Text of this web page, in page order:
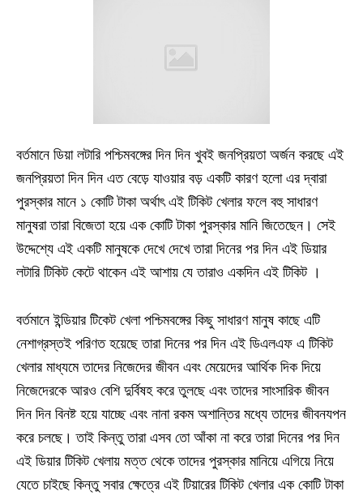
বর্তমানে ডিয়া লটারি পশ্চিমবঙ্গের দিন দিন খুবই জনপ্রিয়তা অর্জন করছে এই
জনপ্রিয়তা দিন দিন এত বেড়ে যাওয়ার বড় একটি কারণ হলো এর দ্বারা
পুরস্কার মানে ১ কোটি টাকা অর্থাৎ এই টিকিট খেলার ফলে বহু সাধারণ
মানুষরা তারা বিজেতা হয়ে এক কোটি টাকা পুরস্কার মানি জিতেছেন। সেই
উদ্দেশ্যে এই একটি মানুষকে দেখে দেখে তারা দিনের পর দিন এই ডিয়ার
লটারি টিকিট কেটে থাকেন এই আশায় যে তারাও একদিন এই টিকিট ।
বর্তমানে ইন্ডিয়ার টিকেট খেলা পশ্চিমবঙ্গের কিছু সাধারণ মানুষ কাছে এটি
নেশাগ্রস্তই পরিণত হয়েছে তারা দিনের পর দিন এই ডিএলএফ এ টিকিট
খেলার মাধ্যমে তাদের নিজেদের জীবন এবং মেয়েদের আর্থিক দিক দিয়ে
নিজেদেরকে আরও বেশি দুর্বিষহ করে তুলছে এবং তাদের সাংসারিক জীবন
দিন দিন বিনষ্ট হয়ে যাচ্ছে এবং নানা রকম অশান্তির মধ্যে তাদের জীবনযপন
করে চলছে। তাই কিন্তু তারা এসব তো আঁকা না করে তারা দিনের পর দিন
এই ডিয়ার টিকিট খেলায় মত্ত থেকে তাদের পুরস্কার মানিয়ে এগিয়ে নিয়ে
যেতে চাইছে কিন্তু সবার ক্ষেত্রে এই টিয়ারের টিকিট খেলার এক কোটি টাকা